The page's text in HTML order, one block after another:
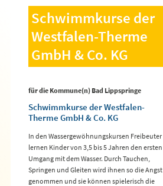
Schwimmkurse der
Westfalen-Therme
GmbH & Co. KG
für die Kommune(n) Bad Lippspringe
Schwimmkurse der Westfalen-
Therme GmbH & Co. KG
In den Wassergewöhnungskursen Freibeuter
lernen Kinder von 3,5 bis 5 Jahren den ersten
Umgang mit dem Wasser. Durch Tauchen,
Springen und Gleiten wird ihnen so die Angst
genommen und sie können spielerisch die